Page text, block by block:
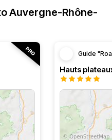
Auvergne-Rhône-
Guide
Hauts